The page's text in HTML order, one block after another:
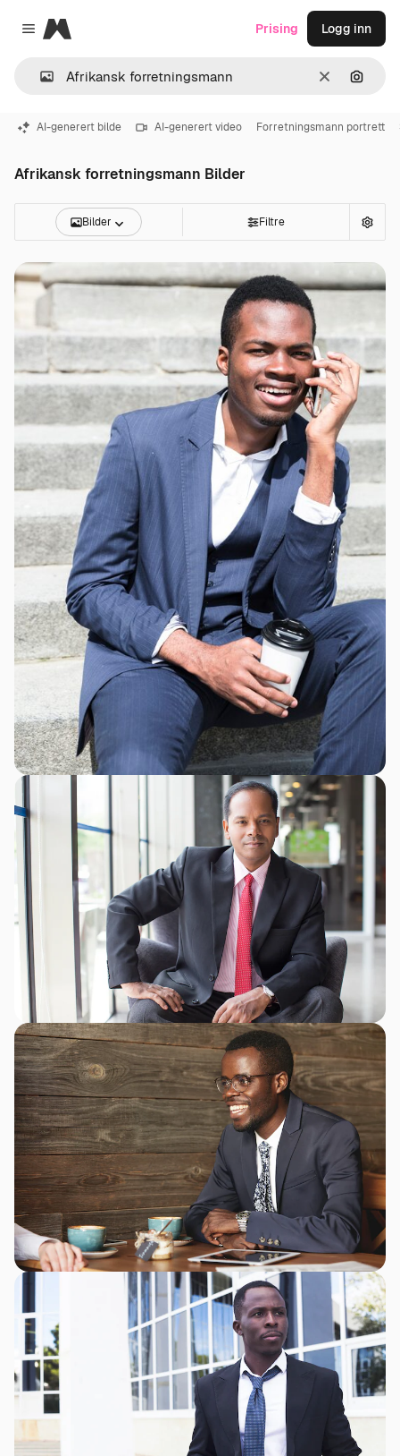
Close menu
Magnific
Slett Søk
Prising Logg inn
AI-generert bilde AI-generert video Forretningsmann portrett
Afrikansk forretningsmann Bilder
Bilder Filtre